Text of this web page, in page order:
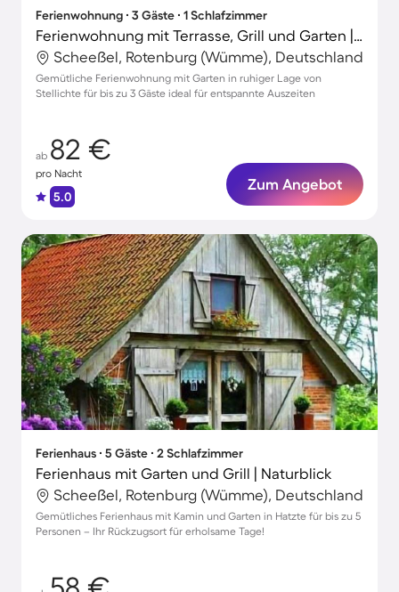
Ferienwohnung ∙ 3 Gäste ∙ 1 Schlafzimmer
Ferienwohnung mit Terrasse, Grill und Garten | Naturblick
Scheeßel, Rotenburg (Wümme), Deutschland
Gemütliche Ferienwohnung mit Garten in ruhiger Lage von
Stellichte für bis zu 3 Gäste ideal für entspannte Auszeiten
ab 82 €
pro Nacht
5.0
Zum Angebot
Ferienhaus ∙ 5 Gäste ∙ 2 Schlafzimmer
Ferienhaus mit Garten und Grill | Naturblick
Scheeßel, Rotenburg (Wümme), Deutschland
Gemütliches Ferienhaus mit Kamin und Garten in Hatzte für bis zu 5
Personen – Ihr Rückzugsort für erholsame Tage!